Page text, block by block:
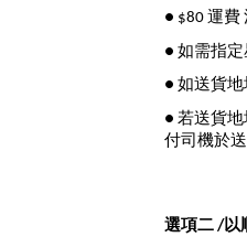
● $80 運費
● 如需指定
● 如送貨
● 若送貨
付司機於
選項二 /以